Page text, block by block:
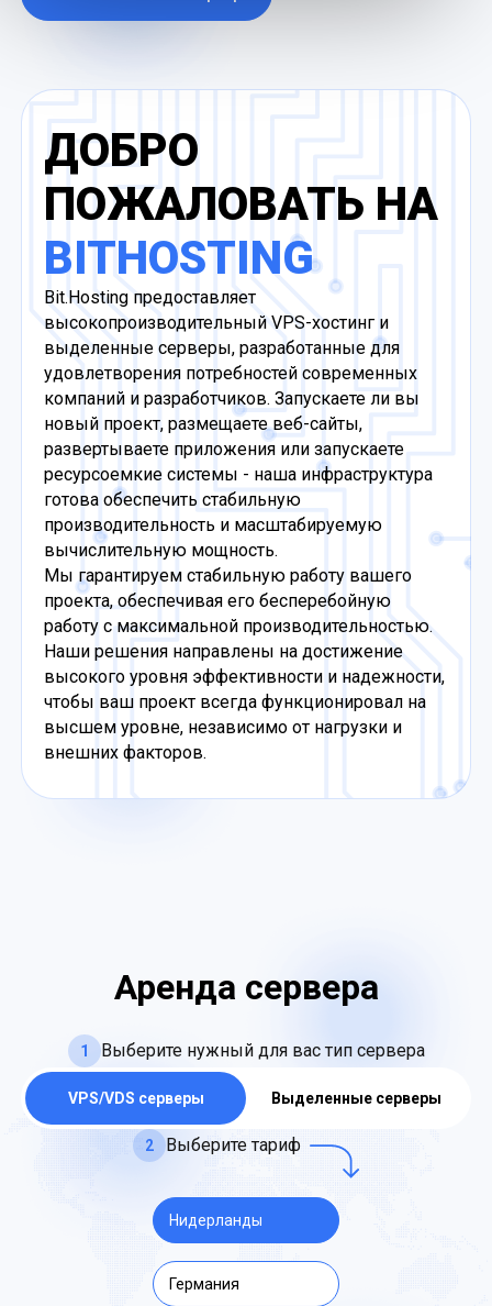
ДОБРО
ПОЖАЛОВАТЬ НА
BITHOSTING
Bit.Hosting предоставляет
высокопроизводительный VPS-хостинг и
выделенные серверы, разработанные для
удовлетворения потребностей современных
компаний и разработчиков. Запускаете ли вы
новый проект, размещаете веб-сайты,
развертываете приложения или запускаете
ресурсоемкие системы - наша инфраструктура
готова обеспечить стабильную
производительность и масштабируемую
вычислительную мощность.
Мы гарантируем стабильную работу вашего
проекта, обеспечивая его бесперебойную
работу с максимальной производительностью.
Наши решения направлены на достижение
высокого уровня эффективности и надежности,
чтобы ваш проект всегда функционировал на
высшем уровне, независимо от нагрузки и
внешних факторов.
Аренда сервера
1 Выберите нужный для вас тип сервера
VPS/VDS серверы Выделенные серверы
2 Выберите тариф
Нидерланды
Германия